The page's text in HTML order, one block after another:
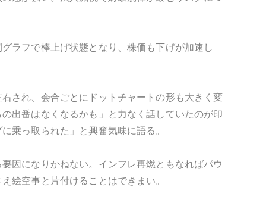
ラフで棒上げ状態となり、株価も下げが加速し
され、会合ごとにドットチャートの形も大きく変
出番はなくなるかも」と力なく話していたのが印
乗っ取られた」と興奮気味に語る。
因になりかねない。インフレ再燃ともなればパウ
絵空事と片付けることはできまい。